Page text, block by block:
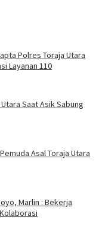
Polres Toraja Utara
Layanan 110
Saat Asik Sabung
Asal Toraja Utara
Marlin : Bekerja